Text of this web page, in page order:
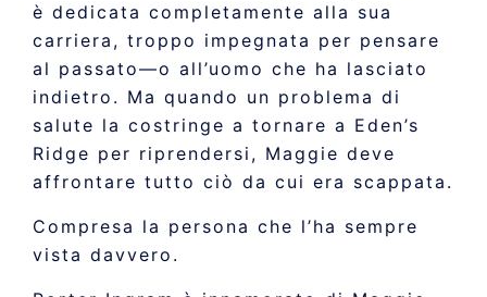
è dedicata completamente alla sua
carriera, troppo impegnata per pensare
al passato—o all’uomo che ha lasciato
indietro. Ma quando un problema di
salute la costringe a tornare a Eden’s
Ridge per riprendersi, Maggie deve
affrontare tutto ciò da cui era scappata.
Compresa la persona che l’ha sempre
vista davvero.